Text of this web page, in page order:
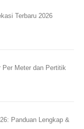
Terbaru 2026
Per Meter dan Pertitik
Panduan Lengkap &